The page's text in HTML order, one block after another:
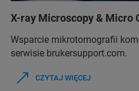
X-ray Microscopy & Micro
Wsparcie mikrotomografii
serwisie brukersupport.com.
CZYTAJ WIĘCEJ